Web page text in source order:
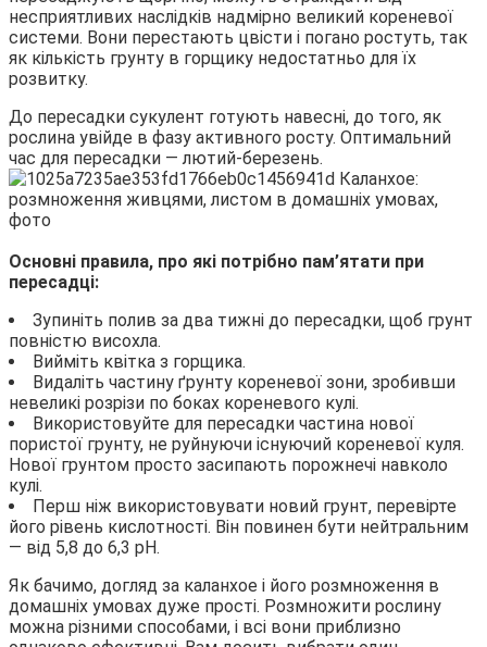
несприятливих наслідків надмірно великий кореневої
системи. Вони перестають цвісти і погано ростуть, так
як кількість грунту в горщику недостатньо для їх
розвитку.
До пересадки сукулент готують навесні, до того, як
рослина увійде в фазу активного росту. Оптимальний
час для пересадки — лютий-березень.
Основні правила, про які потрібно пам’ятати при
пересадці:
Зупиніть полив за два тижні до пересадки, щоб грунт
повністю висохла.
Вийміть квітка з горщика.
Видаліть частину ґрунту кореневої зони, зробивши
невеликі розрізи по боках кореневого кулі.
Використовуйте для пересадки частина нової
пористої грунту, не руйнуючи існуючий кореневої куля.
Нової грунтом просто засипають порожнечі навколо
кулі.
Перш ніж використовувати новий грунт, перевірте
його рівень кислотності. Він повинен бути нейтральним
— від 5,8 до 6,3 pH.
Як бачимо, догляд за каланхое і його розмноження в
домашніх умовах дуже прості. Розмножити рослину
можна різними способами, і всі вони приблизно